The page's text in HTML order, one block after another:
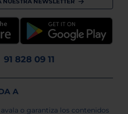
91 828 09 11
A